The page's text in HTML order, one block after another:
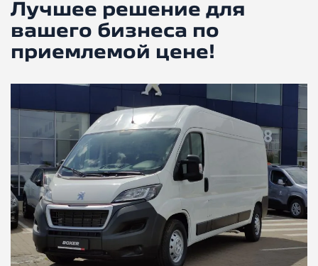
Лучшее решение для
вашего бизнеса по
приемлемой цене!